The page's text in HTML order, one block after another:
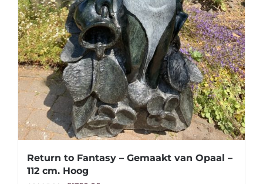
Return to Fantasy – Gemaakt van Opaal –
112 cm. Hoog